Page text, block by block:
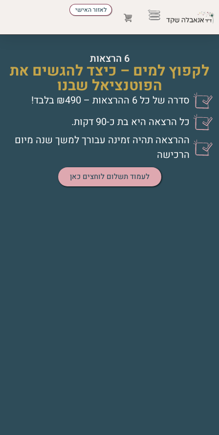
לאזור האישי
6 הרצאות
לקפוץ למים – כיצד להגשים את
הפוטנציאל שבנו
סדרה של כל 6 ההרצאות – ₪490 בלבד!
כל הרצאה היא בת כ-90 דקות.
ההרצאה תהיה זמינה עבורך למשך שנה מיום
הרכישה
לעמוד תשלום לוחצים כאן